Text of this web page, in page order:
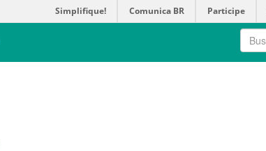
Simplifique! Comunica BR Participe